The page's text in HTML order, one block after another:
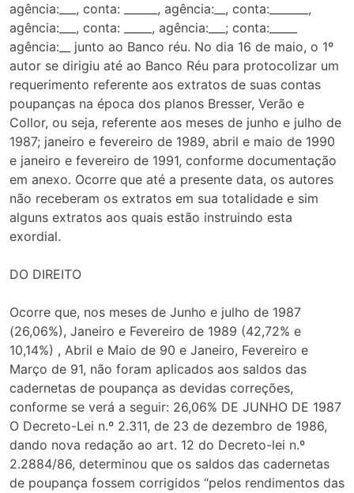
agência:___, conta: ______, agência:__, conta:_______,
agência:___, conta: _____, agência:___; conta:_____
agência:__ junto ao Banco réu. No dia 16 de maio, o 1º
autor se dirigiu até ao Banco Réu para protocolizar um
requerimento referente aos extratos de suas contas
poupanças na época dos planos Bresser, Verão e
Collor, ou seja, referente aos meses de junho e julho de
1987; janeiro e fevereiro de 1989, abril e maio de 1990
e janeiro e fevereiro de 1991, conforme documentação
em anexo. Ocorre que até a presente data, os autores
não receberam os extratos em sua totalidade e sim
alguns extratos aos quais estão instruindo esta
exordial.
DO DIREITO
Ocorre que, nos meses de Junho e julho de 1987
(26,06%), Janeiro e Fevereiro de 1989 (42,72% e
10,14%) , Abril e Maio de 90 e Janeiro, Fevereiro e
Março de 91, não foram aplicados aos saldos das
cadernetas de poupança as devidas correções,
conforme se verá a seguir: 26,06% DE JUNHO DE 1987
O Decreto-Lei n.º 2.311, de 23 de dezembro de 1986,
dando nova redação ao art. 12 do Decreto-lei n.º
2.2884/86, determinou que os saldos das cadernetas
de poupança fossem corrigidos “pelos rendimentos das